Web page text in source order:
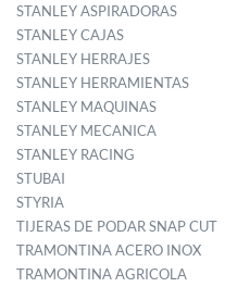
STANLEY ASPIRADORAS
STANLEY CAJAS
STANLEY HERRAJES
STANLEY HERRAMIENTAS
STANLEY MAQUINAS
STANLEY MECANICA
STANLEY RACING
STUBAI
STYRIA
TIJERAS DE PODAR SNAP CUT
TRAMONTINA ACERO INOX
TRAMONTINA AGRICOLA